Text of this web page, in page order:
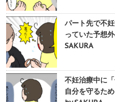
パート先で不
っていた予想
SAKURA
不妊治療中に
自分を守るた